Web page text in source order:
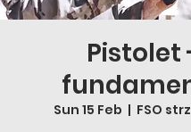
Pistolet
Sun 15 Feb
  |
FSO